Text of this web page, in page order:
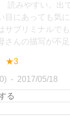
読みやすい。出
目にあっても気
サブリミナルで
さんの描写が不足
★3
2017/05/18